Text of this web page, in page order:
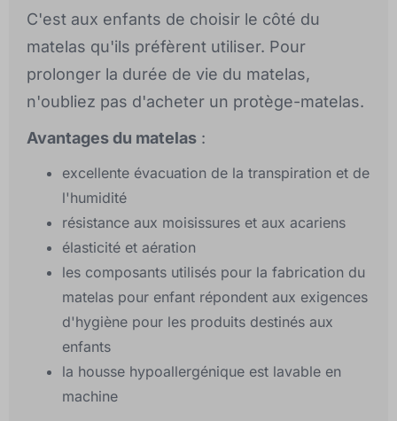
C'est aux enfants de choisir le côté du
matelas qu'ils préfèrent utiliser. Pour
prolonger la durée de vie du matelas,
n'oubliez pas d'acheter un protège-matelas.
Avantages du matelas :
excellente évacuation de la transpiration et de
l'humidité
résistance aux moisissures et aux acariens
élasticité et aération
les composants utilisés pour la fabrication du
matelas pour enfant répondent aux exigences
d'hygiène pour les produits destinés aux
enfants
la housse hypoallergénique est lavable en
machine